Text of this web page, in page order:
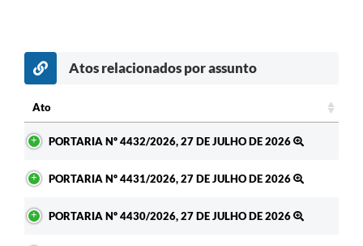
Atos relacionados por assunto
Ato
PORTARIA Nº 4432/2026, 27 DE JULHO DE 2026
PORTARIA Nº 4431/2026, 27 DE JULHO DE 2026
PORTARIA Nº 4430/2026, 27 DE JULHO DE 2026